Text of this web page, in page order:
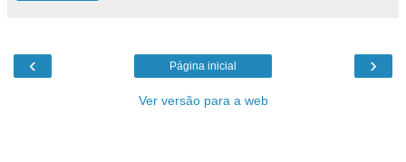
‹ ›
Página inicial
Ver versão para a web